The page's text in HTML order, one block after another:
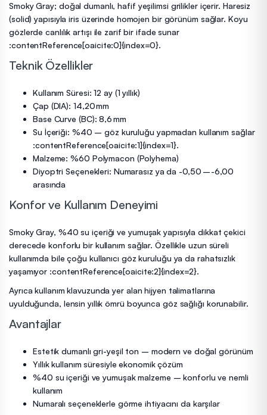
Smoky Gray; doğal dumanlı, hafif yeşilimsi grilikler içerir. Haresiz
(solid) yapısıyla iris üzerinde homojen bir görünüm sağlar. Koyu
gözlerde canlılık artışı ile zarif bir ifade sunar
:contentReference[oaicite:0]{index=0}.
Teknik Özellikler
Kullanım Süresi: 12 ay (1 yıllık)
Çap (DIA): 14,20 mm
Base Curve (BC): 8,6 mm
Su İçeriği: %40 – göz kuruluğu yapmadan kullanım sağlar
:contentReference[oaicite:1]{index=1}.
Malzeme: %60 Polymacon (Polyhema)
Diyoptri Seçenekleri: Numarasız ya da -0,50 – -6,00
arasında
Konfor ve Kullanım Deneyimi
Smoky Gray, %40 su içeriği ve yumuşak yapısıyla dikkat çekici
derecede konforlu bir kullanım sağlar. Özellikle uzun süreli
kullanımda bile çoğu kullanıcı göz kuruluğu ya da rahatsızlık
yaşamıyor :contentReference[oaicite:2]{index=2}.
Ayrıca kullanım klavuzunda yer alan hijyen talimatlarına
uyulduğunda, lensin yıllık ömrü boyunca göz sağlığı korunabilir.
Avantajlar
Estetik dumanlı gri-yeşil ton – modern ve doğal görünüm
Yıllık kullanım süresiyle ekonomik çözüm
%40 su içeriği ve yumuşak malzeme – konforlu ve nemli
kullanım
Numaralı seçeneklerle görme ihtiyacını da karşılar